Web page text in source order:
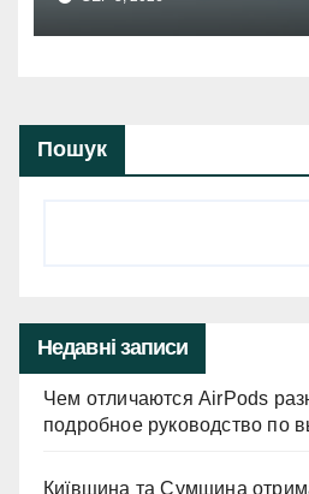
Пошук
Недавні записи
Чем отличаются AirPods
подробное руководство по
Київщина та Сумщина